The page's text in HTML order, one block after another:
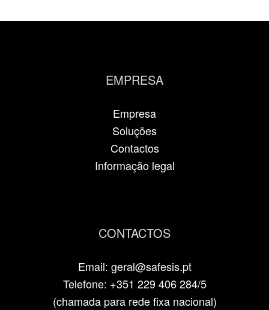
EMPRESA
Empresa
Soluções
Contactos
Informação legal
CONTACTOS
Email: geral@safesis.pt
Telefone: +351 229 406 284/5
(chamada para rede fixa nacional)